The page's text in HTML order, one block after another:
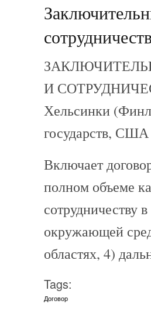
И
Хельсинки
государств,
Включает
полном объеме
сотрудничеству
окружающей
областях, 4)
Tags:
Договор